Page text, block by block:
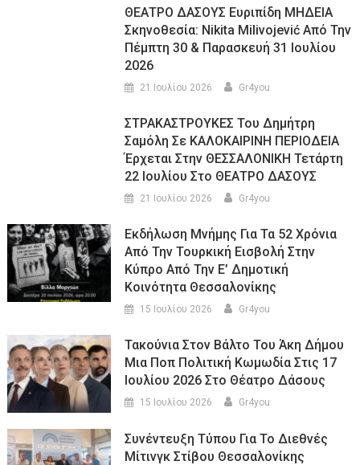
ΘΕΑΤΡΟ ΔΑΣΟΥΣ Ευριπίδη ΜΗΔΕΙΑ
Σκηνοθεσία: Nikita Milivojević Από Την
Πέμπτη 30 & Παρασκευή 31 Ιουλίου
2026
21 Ιουλίου 2026 Gr4you
ΣΤΡΑΚΑΣΤΡΟΥΚΕΣ Του Δημήτρη
Σαμόλη Σε ΚΑΛΟΚΑΙΡΙΝΗ ΠΕΡΙΟΔΕΙΑ
Έρχεται Στην ΘΕΣΣΑΛΟΝΙΚΗ Τετάρτη
22 Ιουλίου Στο ΘΕΑΤΡΟ ΔΑΣΟΥΣ
21 Ιουλίου 2026 Gr4you
Εκδήλωση Μνήμης Για Τα 52 Χρόνια
Από Την Τουρκική Εισβολή Στην
Κύπρο Από Την Ε’ Δημοτική
Κοινότητα Θεσσαλονίκης
15 Ιουλίου 2026 Gr4you
Τακούνια Στον Βάλτο Του Άκη Δήμου
Μια Ποπ Πολιτική Κωμωδία Στις 17
Ιουλίου 2026 Στο Θέατρο Δάσους
15 Ιουλίου 2026 Gr4you
Συνέντευξη Τύπου Για Το Διεθνές
Μίτινγκ Στίβου Θεσσαλονίκης